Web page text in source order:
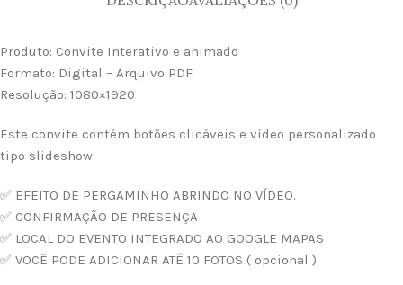
Produto: Convite Interativo e animado
Formato: Digital – Arquivo PDF
Resolução: 1080×1920
Este convite contém botões clicáveis e vídeo personalizado
tipo slideshow:
✅ EFEITO DE PERGAMINHO ABRINDO NO VÍDEO.
✅ CONFIRMAÇÃO DE PRESENÇA
✅ LOCAL DO EVENTO INTEGRADO AO GOOGLE MAPAS
✅ VOCÊ PODE ADICIONAR ATÉ 10 FOTOS ( opcional )